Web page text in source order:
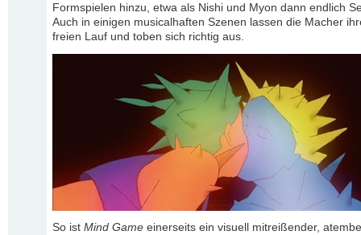
Formspielen hinzu, etwa als Nishi und Myon dann endlich
Auch in einigen musicalhaften Szenen lassen die Macher
freien Lauf und toben sich richtig aus.
So ist Mind Game einerseits ein visuell mitreißender,